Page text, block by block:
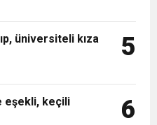
üniversiteli kıza
5
eşekli, keçili
6